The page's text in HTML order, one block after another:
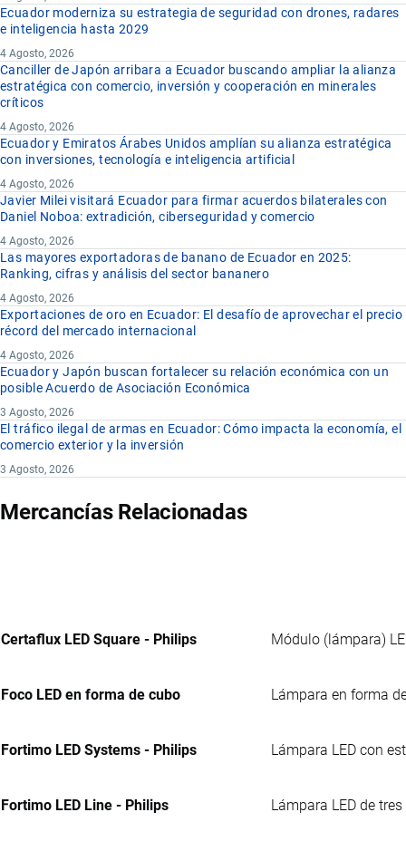
Ecuador moderniza su estrategia de seguridad con drones, radares
e inteligencia hasta 2029
4 Agosto, 2026
Canciller de Japón arribara a Ecuador buscando ampliar la alianza
estratégica con comercio, inversión y cooperación en minerales
críticos
4 Agosto, 2026
Ecuador y Emiratos Árabes Unidos amplían su alianza estratégica
con inversiones, tecnología e inteligencia artificial
4 Agosto, 2026
Javier Milei visitará Ecuador para firmar acuerdos bilaterales con
Daniel Noboa: extradición, ciberseguridad y comercio
4 Agosto, 2026
Las mayores exportadoras de banano de Ecuador en 2025:
Ranking, cifras y análisis del sector bananero
4 Agosto, 2026
Exportaciones de oro en Ecuador: El desafío de aprovechar el precio
récord del mercado internacional
4 Agosto, 2026
Ecuador y Japón buscan fortalecer su relación económica con un
posible Acuerdo de Asociación Económica
3 Agosto, 2026
El tráfico ilegal de armas en Ecuador: Cómo impacta la economía, el
comercio exterior y la inversión
3 Agosto, 2026
Mercancías Relacionadas
Certaflux LED Square - Philips Módulo (lámpara)
Foco LED en forma de cubo Lámpara en forma
Fortimo LED Systems - Philips Lámpara LED con
Fortimo LED Line - Philips Lámpara LED de